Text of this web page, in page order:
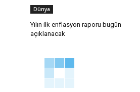
Dünya
Yılın ilk enflasyon raporu bugün
açıklanacak